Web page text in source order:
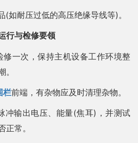
(如耐压过低的高压绝缘导线等)。
行与检修要领
修一次，保持主机设备工作环境整
栏前端，有杂物应及时清理杂物。
冲输出电压、能量(焦耳)，并测试
正常。